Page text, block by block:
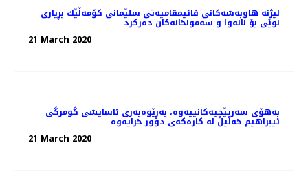
لیژنه‌ هاوبه‌شه‌كانی قائیمقامیه‌تی سلێمانی كۆمه‌ڵێك بڕیاری
نوێی بۆ نانه‌وا و سه‌مونخانه‌كان ده‌ركرد
21 March 2020
بەهۆی سەرپێچیەکانییەوە، بەڕێوەبەری ئاسایشی گومرگی
ئیبراهیم خەلیل لە کارەکەی دوور خرایەوە
21 March 2020